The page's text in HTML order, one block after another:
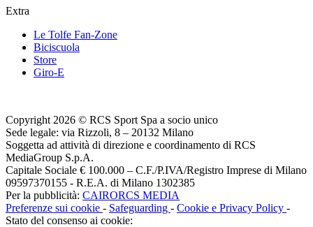
Extra
Le Tolfe Fan-Zone
Biciscuola
Store
Giro-E
Copyright 2026 © RCS Sport Spa a socio unico
Sede legale: via Rizzoli, 8 – 20132 Milano
Soggetta ad attività di direzione e coordinamento di RCS
MediaGroup S.p.A.
Capitale Sociale € 100.000 – C.F./P.IVA/Registro Imprese di Milano
09597370155 - R.E.A. di Milano 1302385
Per la pubblicità: CAIRORCS MEDIA
Preferenze sui cookie - Safeguarding - Cookie e Privacy Policy -
Stato del consenso ai cookie: